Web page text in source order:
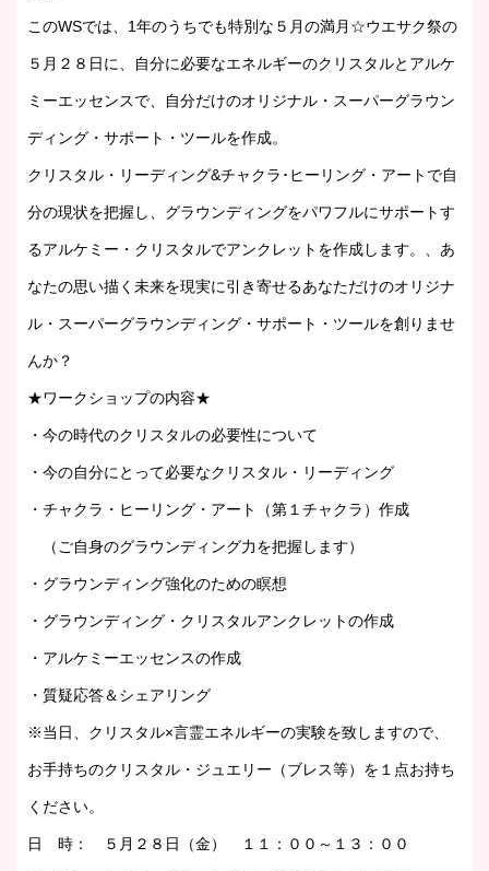
このWSでは、1年のうちでも特別な５月の満月☆ウエサク祭の
５月２８日に、自分に必要なエネルギーのクリスタルとアルケ
ミーエッセンスで、自分だけのオリジナル・スーパーグラウン
ディング・サポート・ツールを作成。
クリスタル・リーディング&チャクラ･ヒーリング・アートで自
分の現状を把握し、グラウンディングをパワフルにサポートす
るアルケミー・クリスタルでアンクレットを作成します。、あ
なたの思い描く未来を現実に引き寄せるあなただけのオリジナ
ル・スーパーグラウンディング・サポート・ツールを創りませ
んか？
★ワークショップの内容★
・今の時代のクリスタルの必要性について
・今の自分にとって必要なクリスタル・リーディング
・チャクラ・ヒーリング・アート（第１チャクラ）作成
（ご自身のグラウンディング力を把握します）
・グラウンディング強化のための瞑想
・グラウンディング・クリスタルアンクレットの作成
・アルケミーエッセンスの作成
・質疑応答＆シェアリング
※当日、クリスタル×言霊エネルギーの実験を致しますので、
お手持ちのクリスタル・ジュエリー（ブレス等）を１点お持ち
ください。
日 時： ５月２８日（金） １１：００～１３：００